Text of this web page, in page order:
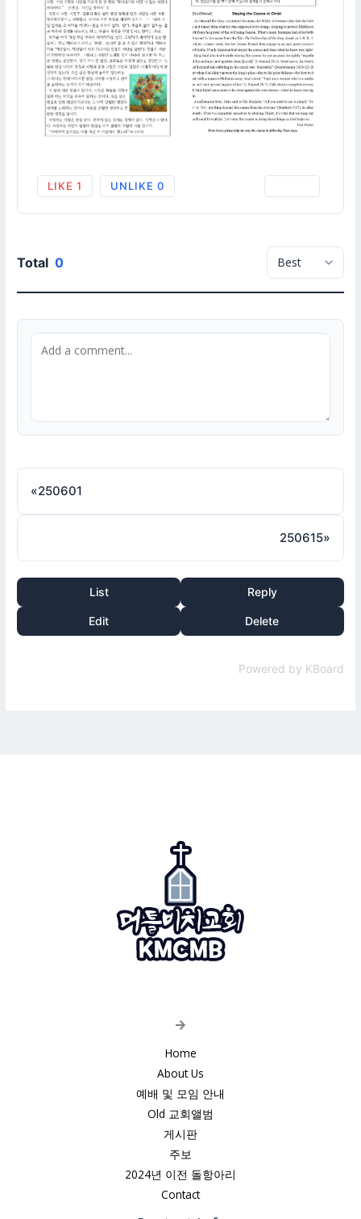
LIKE1 UNLIKE0
Total 0
«250601
250615»
List Reply
Edit Delete
Powered by KBoard
Home
About Us
예배 및 모임 안내
Old 교회앨범
게시판
주보
2024년 이전 돌항아리
Contact